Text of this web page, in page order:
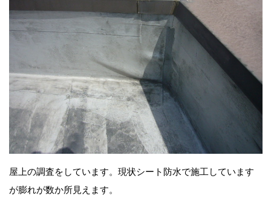
屋上の調査をしています。現状シート防水で施工しています
が膨れが数か所見えます。